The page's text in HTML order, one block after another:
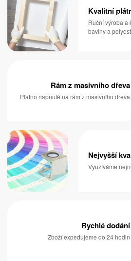
Kvalitní
Ruční výroba a
bavlny a
Rám z masivního dřeva
Plátno napnuté na rám z masivního dřeva
Nejvyšší
Využíváme
Rychlé dodání
Zboží expedujeme do 24 hodin